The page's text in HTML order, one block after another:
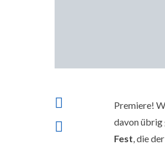
Premiere!
davon übrig
Fest, die